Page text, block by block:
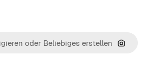
Nach